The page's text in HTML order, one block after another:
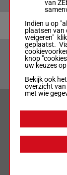
van
Indien u op
plaatsen van
weigeren"
geplaatst.
knop
uw keuzes
Bekijk ook het
overzicht van
met wie